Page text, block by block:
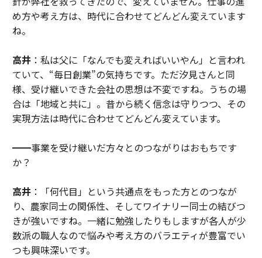
め方や考え方は、時代に合わせてどんどん変えています
ね。
高井：私は父に「なんでも変えればいいやん」と言われ
ていて、“毎日創業”の気持ちです。ただ汐見さんと同
様、受け継いできた会社の思想は不変ですね。うちの場
合は「地域と共に」。昔から続く信念は守りつつ、その
実現方法は時代に合わせてどんどん変えています。
━━事業を受け継いだ方々とのつながりはおもちです
か？
高井：「何代目」という共通点をもった方とのつなが
り、農家同士の関係性、そしてワイナリー同士の結びつ
きが強いですね。一緒に勉強したりもしますが各人が少
数派の職人なので悩みや考え方のバラエティが豊富でい
つも興味深いです。